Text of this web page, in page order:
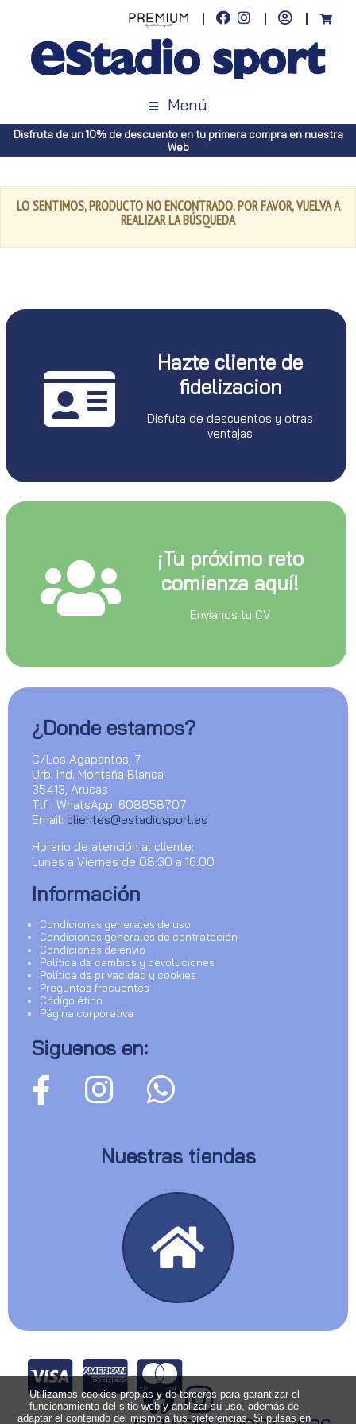
Menú
Disfruta de un 10% de descuento en tu primera compra en nuestra
Web
LO SENTIMOS, PRODUCTO NO ENCONTRADO. POR FAVOR, VUELVA A
REALIZAR LA BÚSQUEDA
Hazte cliente de
fidelizacion
Disfuta de descuentos y otras
ventajas
¡Tu próximo reto
comienza aquí!
Envianos tu CV
¿Donde estamos?
C/Los Agapantos, 7
Urb. Ind. Montaña Blanca
35413, Arucas
Tlf | WhatsApp: 608858707
Email: clientes@estadiosport.es
Horario de atención al cliente:
Lunes a Viernes de 08:30 a 16:00
Información
Condiciones generales de uso
Condiciones generales de contratación
Condiciones de envío
Política de cambios y devoluciones
Política de privacidad y cookies
Preguntas frecuentes
Código ético
Página corporativa
Siguenos en:
Nuestras tiendas
Utilizamos cookies propias y de terceros para garantizar el
funcionamiento del sitio web y analizar su uso, además de
adaptar el contenido del mismo a tus preferencias. Si pulsas en